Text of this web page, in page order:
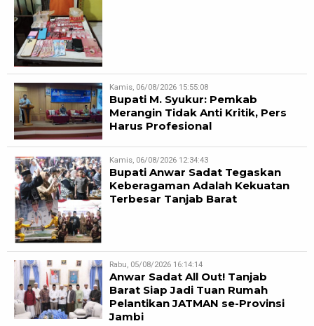
Kamis, 06/08/2026 15:55:08
Bupati M. Syukur: Pemkab
Merangin Tidak Anti Kritik, Pers
Harus Profesional
Kamis, 06/08/2026 12:34:43
Bupati Anwar Sadat Tegaskan
Keberagaman Adalah Kekuatan
Terbesar Tanjab Barat
Rabu, 05/08/2026 16:14:14
Anwar Sadat All Out! Tanjab
Barat Siap Jadi Tuan Rumah
Pelantikan JATMAN se-Provinsi
Jambi